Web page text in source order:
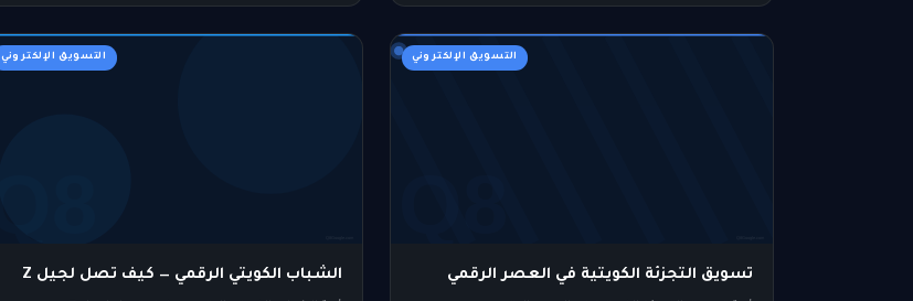
التسويق الإلكتروني
تسويق التجزئة الكويتية في العصر الرقمي
التسويق الإلكتروني
الشباب الكويتي الرقمي — كيف تصل لجيل Z